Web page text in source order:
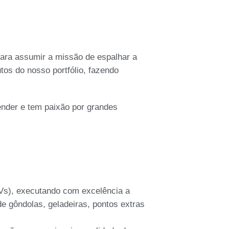
assumir a missão de espalhar a
do nosso portfólio, fazendo
e tem paixão por grandes
executando com excelência a
gôndolas, geladeiras, pontos extras